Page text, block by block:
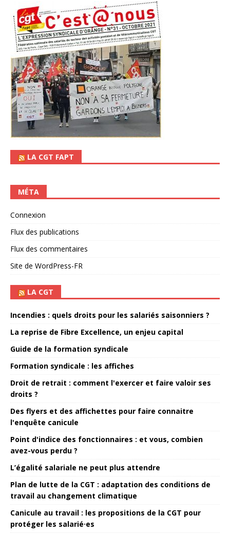
LA CGT FAPT
MÉTA
Connexion
Flux des publications
Flux des commentaires
Site de WordPress-FR
LA CGT
Incendies : quels droits pour les salariés saisonniers ?
La reprise de Fibre Excellence, un enjeu capital
Guide de la formation syndicale
Formation syndicale : les affiches
Droit de retrait : comment l'exercer et faire valoir ses
droits ?
Des flyers et des affichettes pour faire connaitre
l'enquête canicule
Point d'indice des fonctionnaires : et vous, combien
avez-vous perdu ?
L’égalité salariale ne peut plus attendre
Plan de lutte de la CGT : adaptation des conditions de
travail au changement climatique
Canicule au travail : les propositions de la CGT pour
protéger les salarié·es